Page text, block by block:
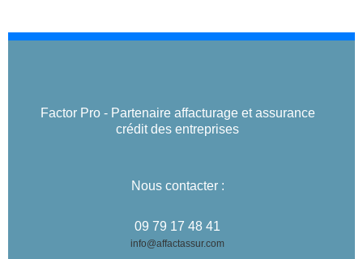
Factor Pro - Partenaire affacturage et assurance
crédit des entreprises
Nous contacter :
09 79 17 48 41
info@affactassur.com